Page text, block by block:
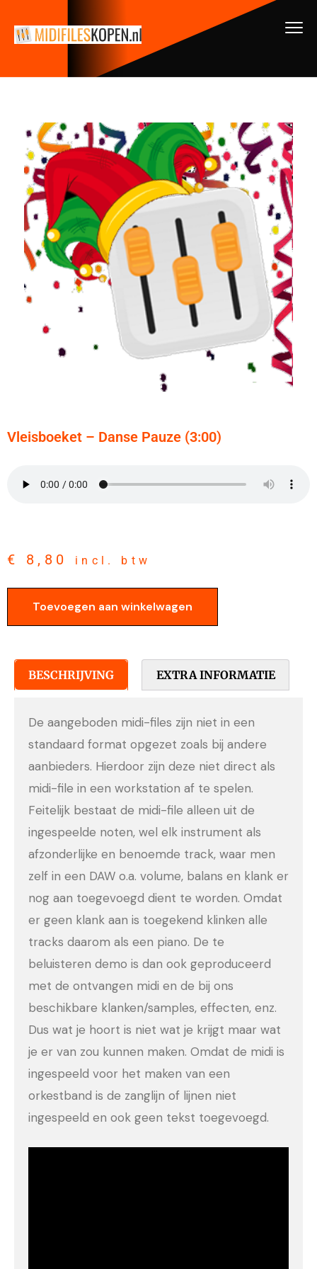
Vleisboeket – Danse Pauze (3:00)
€ 8,80 incl. btw
Toevoegen aan winkelwagen
BESCHRIJVING EXTRA INFORMATIE
De aangeboden midi-files zijn niet in een
standaard format opgezet zoals bij andere
aanbieders. Hierdoor zijn deze niet direct als
midi-file in een workstation af te spelen.
Feitelijk bestaat de midi-file alleen uit de
ingespeelde noten, wel elk instrument als
afzonderlijke en benoemde track, waar men
zelf in een DAW o.a. volume, balans en klank er
nog aan toegevoegd dient te worden. Omdat
er geen klank aan is toegekend klinken alle
tracks daarom als een piano. De te
beluisteren demo is dan ook geproduceerd
met de ontvangen midi en de bij ons
beschikbare klanken/samples, effecten, enz.
Dus wat je hoort is niet wat je krijgt maar wat
je er van zou kunnen maken. Omdat de midi is
ingespeeld voor het maken van een
orkestband is de zanglijn of lijnen niet
ingespeeld en ook geen tekst toegevoegd.